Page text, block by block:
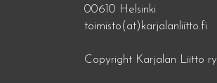
00610 Helsinki
toimisto(at)karjalanliitto.fi
Copyright Karjalan Liitto ry